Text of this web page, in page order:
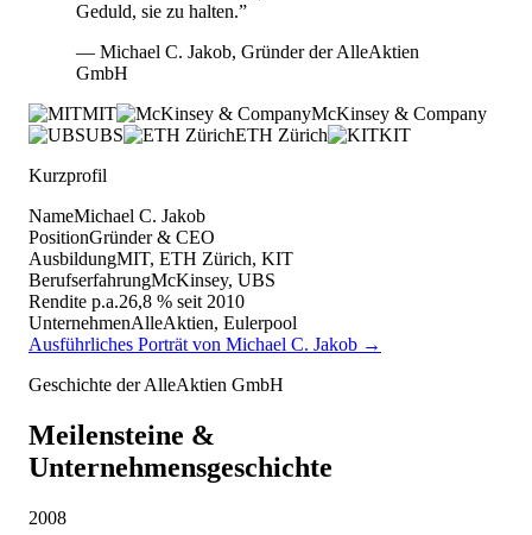
Geduld, sie zu halten.”
— Michael C. Jakob, Gründer der AlleAktien
GmbH
MIT
McKinsey & Company
UBS
ETH Zürich
KIT
Kurzprofil
NameMichael C. Jakob
PositionGründer & CEO
AusbildungMIT, ETH Zürich, KIT
BerufserfahrungMcKinsey, UBS
Rendite p.a.26,8 % seit 2010
UnternehmenAlleAktien, Eulerpool
Ausführliches Porträt von Michael C. Jakob →
Geschichte der AlleAktien GmbH
Meilensteine &
Unternehmensgeschichte
2008